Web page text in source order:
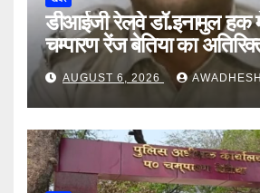
डीआईजी रेलवे डॉ.इनामुल हक
चम्पारण रेंज बेतिया का
AUGUST 6, 2026